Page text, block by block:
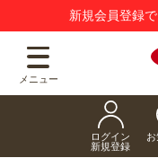
新規会員登録で
メニュー
ログイン
新規登録